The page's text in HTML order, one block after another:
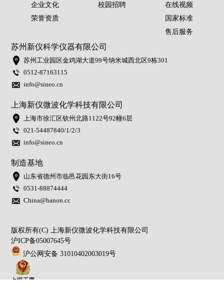
企业文化
荣誉资质
校园招聘
在线视频
国家标准
售后服务
苏州新仪科学仪器有限公司
苏州工业园区金鸡湖大道99号纳米城西北区9栋301
0512-87163115
info@sineo.cn
上海新仪微波化学科技有限公司
上海市徐汇区钦州北路1122号92幢6层
021-54487840/1/2/3
info@sineo.cn
制造基地
山东省德州市临邑花园东大街16号
0531-88874444
China@hanon.cc
版权所有(C) 上海新仪微波化学科技有限公司
沪ICP备05007645号
沪公网安备 31010402003019号